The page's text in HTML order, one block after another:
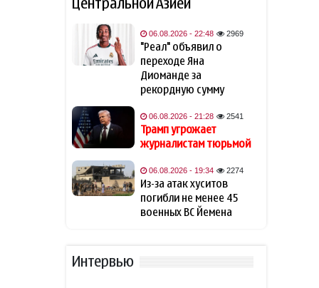
поддержке Украины: «Там,
помогает»
14:31
Трамп: Иран хочет достичь
соглашения
14:14
Трамп считает Хабиба
Нурмагомедова своим
любимым бойцом
14:05
В разведке США
предупредили о возможном
«нападении России» на НАТО
отключению
электроэнергии
Центральной Азией
06.08.2026 - 22:48 2969
"Реал" объявил о
переходе Яна
Диоманде за
рекордную сумму
06.08.2026 - 21:28 2541
Трамп угрожает
журналистам тюрьмой
06.08.2026 - 19:34 2274
Из-за атак хуситов
погибли не менее 45
военных ВС Йемена
Интервью